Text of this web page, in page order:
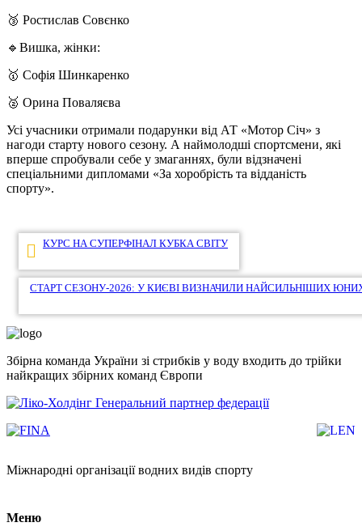
🥉 Ростислав Совєнко
🔹Вишка, жінки:
🥇 Софія Шинкаренко
🥈 Орина Поваляєва
Усі учасники отримали подарунки від АТ «Мотор Січ» з
нагоди старту нового сезону. А наймолодші спортсмени, які
вперше спробували себе у змаганнях, були відзначені
спеціальними дипломами «За хоробрість та відданість
спорту».
Навігація
записів
КУРС НА СУПЕРФІНАЛ КУБКА СВІТУ
СТАРТ СЕЗОНУ-2026: У КИЄВІ ВИЗНАЧИЛИ НАЙСИЛЬНІШИХ
Збірна команда України зі стрибків у воду входить до трійки
найкращих збірних команд Європи
Генеральний партнер федерації
Міжнародні організації водних видів спорту
Меню